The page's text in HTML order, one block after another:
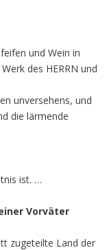
und Wein in
des HERRN und
unversehens, und
die lärmende
ist. …
Vorväter
zugeteilte Land der